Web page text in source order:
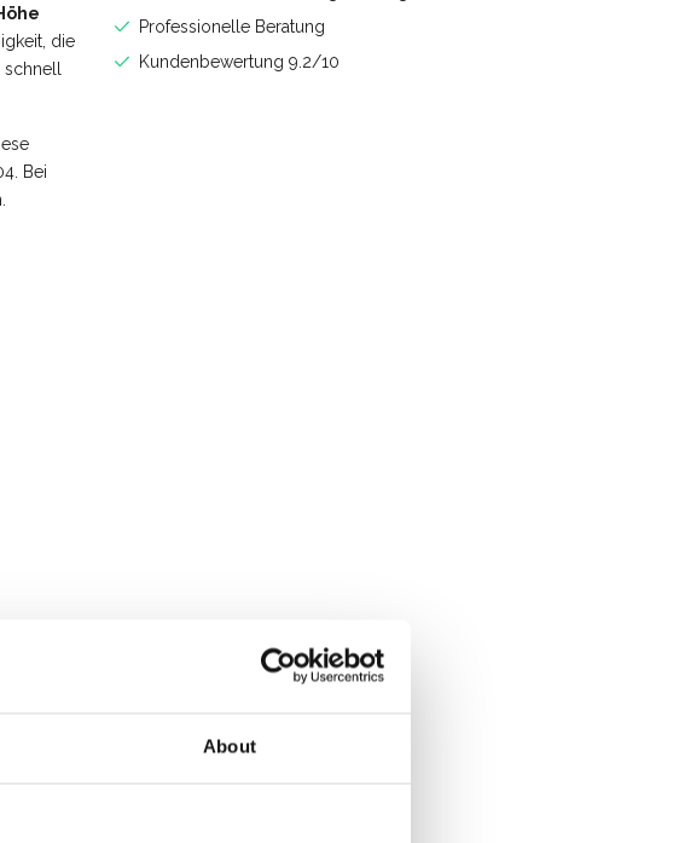
About
Professionelle Beratung
Kundenbewertung 9.2/10
die
Bei